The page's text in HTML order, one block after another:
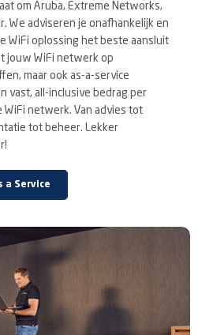
om Aruba, Extreme Networks,
We adviseren je onafhankelijk en
WiFi oplossing het beste aansluit
jouw WiFi netwerk op
maar ook as-a-service
vast, all-inclusive bedrag per
WiFi netwerk. Van advies tot
tot beheer. Lekker
a Service